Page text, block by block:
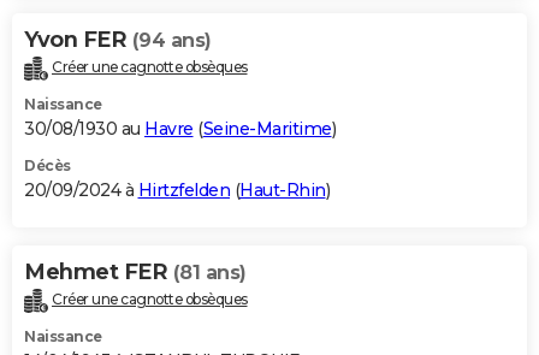
Yvon FER (94 ans)
Créer une cagnotte obsèques
Naissance
30/08/1930 au Havre (Seine-Maritime)
Décès
20/09/2024 à Hirtzfelden (Haut-Rhin)
Mehmet FER (81 ans)
Créer une cagnotte obsèques
Naissance